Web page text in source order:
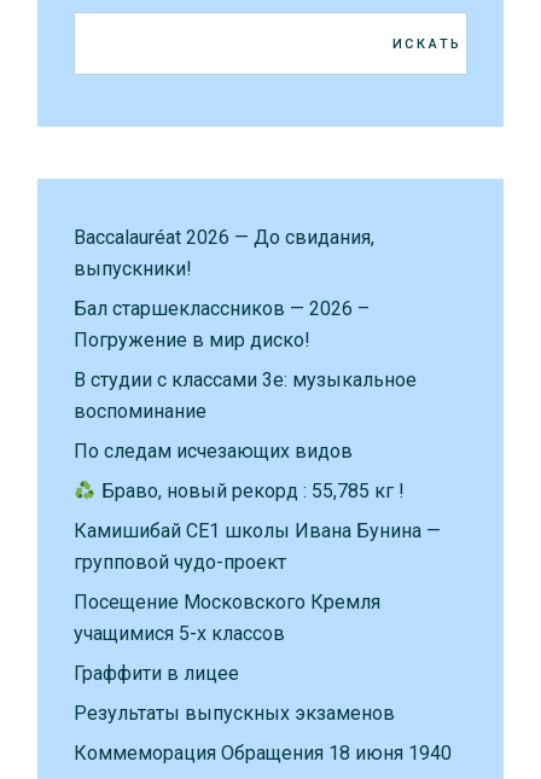
ИСКАТЬ
Baccalauréat 2026 — До свидания,
выпускники!
Бал старшеклассников — 2026 –
Погружение в мир диско!
В студии с классами 3е: музыкальное
воспоминание
По следам исчезающих видов
Браво, новый рекорд : 55,785 кг !
Камишибай CE1 школы Ивана Бунина —
групповой чудо-проект
Посещение Московского Кремля
учащимися 5-х классов
Граффити в лицее
Результаты выпускных экзаменов
Коммеморация Обращения 18 июня 1940